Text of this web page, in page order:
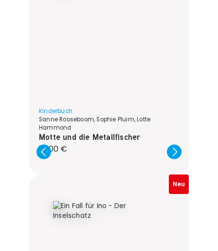
Kinderbuch
Sanne Rooseboom, Sophie Pluim, Lotte
Hammond
Motte und die Metallfischer
Regulärer Preis:
14,00 €
Neu